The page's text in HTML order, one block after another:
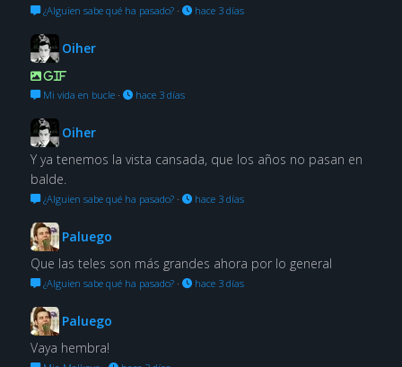
¿Alguien sabe qué ha pasado?· hace 3 días
Oiher
GIF
Mi vida en bucle· hace 3 días
Oiher
Y ya tenemos la vista cansada, que los años no pasan en
balde.
¿Alguien sabe qué ha pasado?· hace 3 días
Paluego
Que las teles son más grandes ahora por lo general
¿Alguien sabe qué ha pasado?· hace 3 días
Paluego
Vaya hembra!